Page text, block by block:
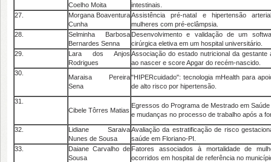
Coelho Moita
intestinais.
27.
Morgana Boaventura
Cunha
Assistência pré-natal e hipertensão
mulheres com pré-eclâmpsia.
28.
Selminha Barbosa
Bernardes Senna
Desenvolvimento e validação de um
cirúrgica eletiva em um hospital universitário.
29.
Lara dos Anjos
Rodrigues
Associação do estado nutricional da gestante
ao nascer e score Apgar do recém-nascido.
30.
Maraisa Pereira
Sena
"HIPERcuidado": tecnologia mHealth para
de alto risco por hipertensão.
31.
Cibele Tôrres Matias
Egressos do Programa de Mestrado em
e mudanças no processo de trabalho após a
32.
Lidiane Saraiva
Nunes de Sousa
Avaliação da estratificação de risco
saúde em Floriano-PI.
33.
Daiane Carvalho de
Sousa
Fatores associados à mortalidade de
ocorridos em hospital de referência no